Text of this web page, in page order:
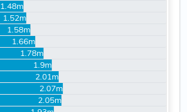
1.48m
1.52m
1.58m
1.66m
1.78m
1.9m
2.01m
2.07m
2.05m